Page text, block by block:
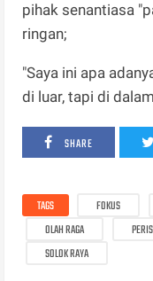
pihak senantiasa
ringan;
"Saya ini apa
di luar, tapi di
SHARE
TAGS FOKUS
OLAH RAGA
SOLOK RAYA